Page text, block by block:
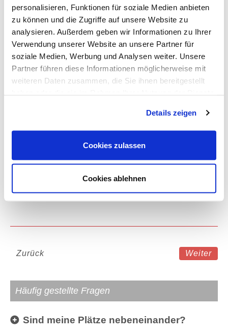
personalisieren, Funktionen für soziale Medien anbieten
zu können und die Zugriffe auf unsere Website zu
analysieren. Außerdem geben wir Informationen zu Ihrer
Verwendung unserer Website an unsere Partner für
soziale Medien, Werbung und Analysen weiter. Unsere
Partner führen diese Informationen möglicherweise mit
weiteren Daten zusammen, die Sie ihnen bereitgestellt
Details zeigen
Cookies zulassen
Cookies ablehnen
C
3-Sterne Hotel in Glasgow
Zimmertyp
4-Sterne Hotel in Glasgow
Kategorie
Zurück Weiter
Häufig gestellte Fragen
Sind meine Plätze nebeneinander?